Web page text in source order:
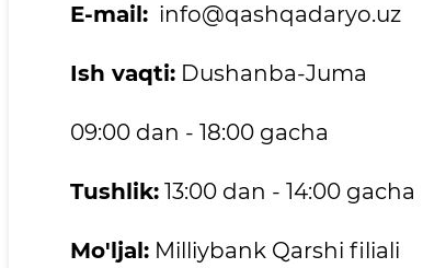
E-mail: info@qashqadaryo.uz
Ish vaqti: Dushanba-Juma
09:00 dan - 18:00 gacha
Tushlik: 13:00 dan - 14:00 gacha
Mo'ljal: Milliybank Qarshi filiali